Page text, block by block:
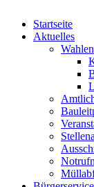
Startseite
Aktuelles
Wahlen